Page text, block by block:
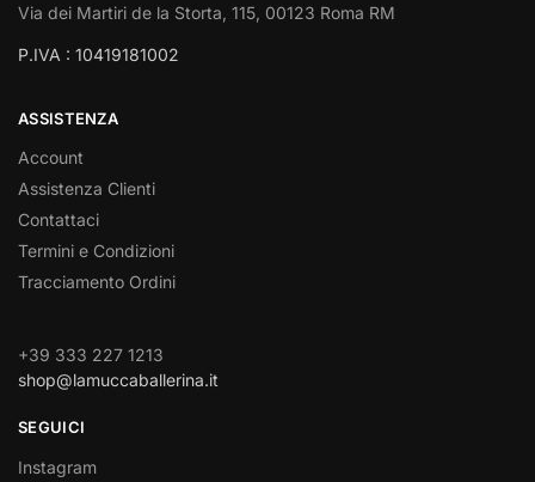
Via dei Martiri de la Storta, 115, 00123 Roma RM
P.IVA : 10419181002
ASSISTENZA
Account
Assistenza Clienti
Contattaci
Termini e Condizioni
Tracciamento Ordini
+39 333 227 1213
shop@lamuccaballerina.it
SEGUICI
Instagram